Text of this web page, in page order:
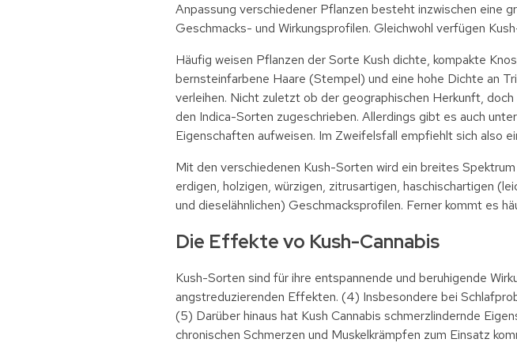
Anpassung verschiedener Pflanzen besteht inzwischen eine
Geschmacks- und Wirkungsprofilen. Gleichwohl verfügen
Häufig weisen Pflanzen der Sorte Kush dichte, kompakte
bernsteinfarbene Haare (Stempel) und eine hohe Dichte an
verleihen. Nicht zuletzt ob der geographischen Herkunft,
den Indica-Sorten zugeschrieben. Allerdings gibt es auch
Eigenschaften aufweisen. Im Zweifelsfall empfiehlt sich also
Mit den verschiedenen Kush-Sorten wird ein breites
erdigen, holzigen, würzigen, zitrusartigen, haschischartigen
und dieselähnlichen) Geschmacksprofilen. Ferner kommt es
Die Effekte vo Kush-Cannabis
Kush-Sorten sind für ihre entspannende und beruhigende
angstreduzierenden Effekten. (4) Insbesondere bei
(5) Darüber hinaus hat Kush Cannabis schmerzlindernde
chronischen Schmerzen und Muskelkrämpfen zum Einsatz